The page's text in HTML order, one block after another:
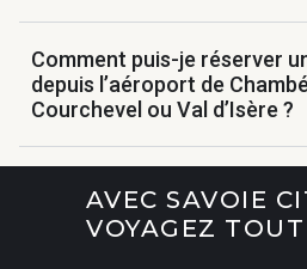
Comment puis-je réserver
depuis l’aéroport de
Courchevel ou Val d’Isère ?
AVEC SAVOIE
VOYAGEZ